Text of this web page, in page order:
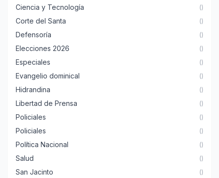
Ciencia y Tecnología ()
Corte del Santa ()
Defensoría ()
Elecciones 2026 ()
Especiales ()
Evangelio dominical ()
Hidrandina ()
Libertad de Prensa ()
Policiales ()
Policiales ()
Política Nacional ()
Salud ()
San Jacinto ()